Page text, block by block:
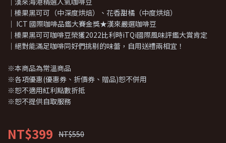
｜榛果黑可可（中深度烘焙）、花香甜橘（中度烘焙）
｜ ICT 國際咖啡品鑑大賽金獎★漢來嚴選咖啡豆
｜榛果黑可可咖啡豆榮獲2022比利時iTQi國際風味評鑑大賞肯定
｜絕對能滿足咖啡同好們挑剔的味蕾，自用送禮兩相宜！
※本商品為常溫商品
※各項優惠(優惠券、折價券、贈品)恕不併用
※恕不適用紅利點數折抵
※恕不提供自取服務
NT$399 NT$550